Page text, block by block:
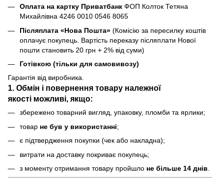
Оплата на картку Приватбанк ФОП Колток Тетяна
Михайлівна 4246 0010 0546 8065
Післяплата «Нова Пошта» (Комісію за пересилку коштів
оплачує покупець. Вартість переказу післяплати Нової
пошти становить 20 грн + 2% від суми)
Готівкою (тільки для самовивозу)
Гарантія від виробника.
1. Обмін і повернення товару належної
якості можливі, якщо:
збережено товарний вигляд, упаковку, пломби та ярлики;
товар не був у використанні;
є підтвердження покупки (чек або накладна);
витрати на доставку покриває покупець;
з моменту отримання товару пройшло не більше 14 днів